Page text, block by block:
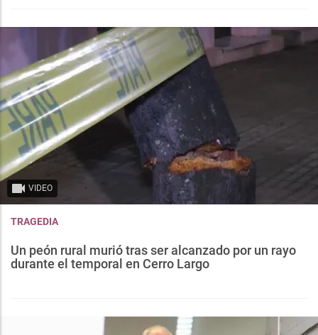
VIDEO
TRAGEDIA
Un peón rural murió tras ser alcanzado por un rayo
durante el temporal en Cerro Largo